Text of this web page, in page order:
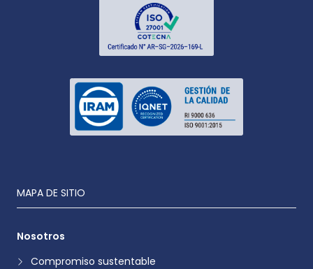
MAPA DE SITIO
Nosotros
Compromiso sustentable